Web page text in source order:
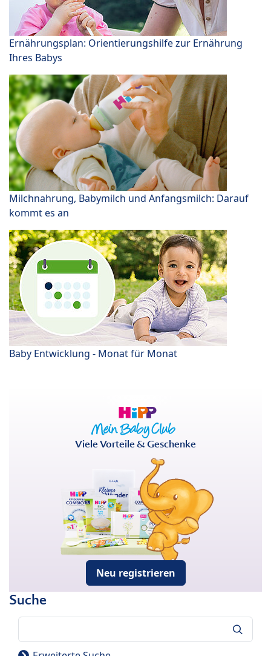
Ernährungsplan: Orientierungshilfe zur Ernährung
Ihres Babys
Milchnahrung, Babymilch und Anfangsmilch: Darauf
kommt es an
Baby Entwicklung - Monat für Monat
Viele Vorteile & Geschenke
Neu registrieren
Suche